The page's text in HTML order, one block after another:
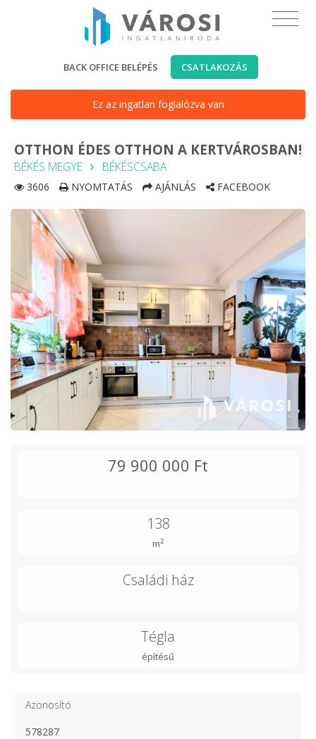
BACK OFFICE BELÉPÉS CSATLAKOZÁS
Ez az ingatlan foglalózva van
OTTHON ÉDES OTTHON A KERTVÁROSBAN!
BÉKÉS MEGYE BÉKÉSCSABA
3606 NYOMTATÁS AJÁNLÁS FACEBOOK
79 900 000 Ft
138
m2
Családi ház
Tégla
építésű
Azonosító
578287